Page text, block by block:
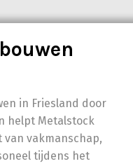
in Friesland door
helpt Metalstock
van vakmanschap,
tijdens het